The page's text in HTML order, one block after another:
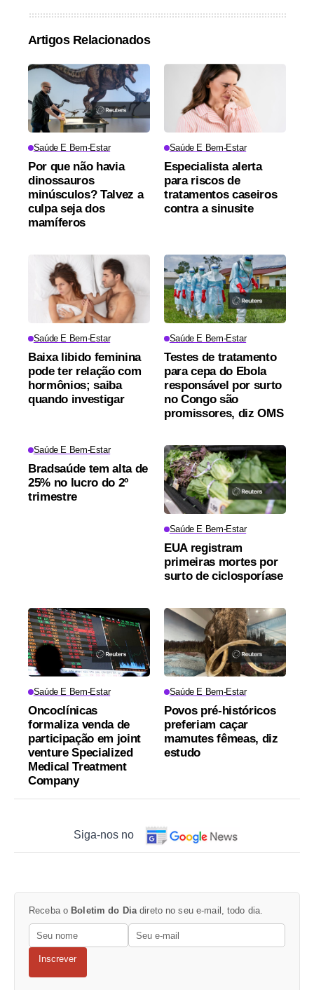
Artigos Relacionados
Saúde E Bem-Estar
Por que não havia
dinossauros
minúsculos? Talvez a
culpa seja dos
mamíferos
Saúde E Bem-Estar
Especialista alerta
para riscos de
tratamentos caseiros
contra a sinusite
Saúde E Bem-Estar
Baixa libido feminina
pode ter relação com
hormônios; saiba
quando investigar
Saúde E Bem-Estar
Testes de tratamento
para cepa do Ebola
responsável por surto
no Congo são
promissores, diz OMS
Saúde E Bem-Estar
Bradsaúde tem alta de
25% no lucro do 2º
trimestre
Saúde E Bem-Estar
EUA registram
primeiras mortes por
surto de ciclosporíase
Saúde E Bem-Estar
Oncoclínicas
formaliza venda de
participação em joint
venture Specialized
Medical Treatment
Company
Saúde E Bem-Estar
Povos pré-históricos
preferiam caçar
mamutes fêmeas, diz
estudo
Siga-nos no
Receba o Boletim do Dia direto no seu e-mail, todo dia.
Inscrever